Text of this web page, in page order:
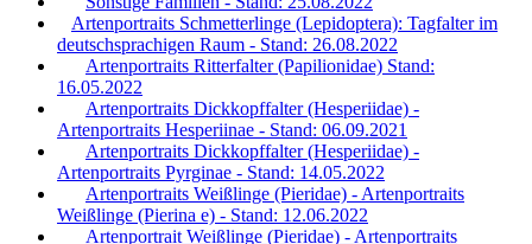
Artenportraits Schmetterlinge (Lepidoptera): Tagfalter im
deutschsprachigen Raum - Stand: 26.08.2022
Artenportraits Ritterfalter (Papilionidae) Stand:
16.05.2022
Artenportraits Dickkopffalter (Hesperiidae) -
Artenportraits Hesperiinae - Stand: 06.09.2021
Artenportraits Dickkopffalter (Hesperiidae) -
Artenportraits Pyrginae - Stand: 14.05.2022
Artenportraits Weißlinge (Pieridae) - Artenportraits
Weißlinge (Pierina e) - Stand: 12.06.2022
Artenportrait Weißlinge (Pieridae) - Artenportraits